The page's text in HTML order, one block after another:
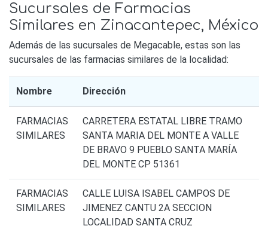
Sucursales de Farmacias
Similares en Zinacantepec, México
Además de las sucursales de Megacable, estas son las
sucursales de las farmacias similares de la localidad:
Nombre Dirección
FARMACIAS
SIMILARES
CARRETERA ESTATAL LIBRE TRAMO
SANTA MARIA DEL MONTE A VALLE
DE BRAVO 9 PUEBLO SANTA MARÍA
DEL MONTE CP 51361
FARMACIAS
SIMILARES
CALLE LUISA ISABEL CAMPOS DE
JIMENEZ CANTU 2A SECCION
LOCALIDAD SANTA CRUZ